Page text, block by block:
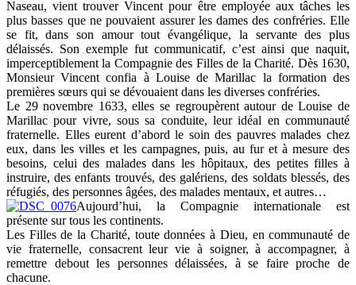
Naseau, vient trouver Vincent pour être employée aux tâches les
plus basses que ne pouvaient assurer les dames des confréries. Elle
se fit, dans son amour tout évangélique, la servante des plus
délaissés. Son exemple fut communicatif, c’est ainsi que naquit,
imperceptiblement la Compagnie des Filles de la Charité. Dès 1630,
Monsieur Vincent confia à Louise de Marillac la formation des
premières sœurs qui se dévouaient dans les diverses confréries.
Le 29 novembre 1633, elles se regroupèrent autour de Louise de
Marillac pour vivre, sous sa conduite, leur idéal en communauté
fraternelle. Elles eurent d’abord le soin des pauvres malades chez
eux, dans les villes et les campagnes, puis, au fur et à mesure des
besoins, celui des malades dans les hôpitaux, des petites filles à
instruire, des enfants trouvés, des galériens, des soldats blessés, des
réfugiés, des personnes âgées, des malades mentaux, et autres…
Aujourd’hui, la Compagnie internationale est
présente sur tous les continents.
Les Filles de la Charité, toute données à Dieu, en communauté de
vie fraternelle, consacrent leur vie à soigner, à accompagner, à
remettre debout les personnes délaissées, à se faire proche de
chacune.